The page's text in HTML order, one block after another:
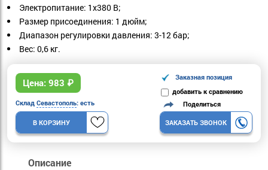
Электропитание: 1х380 В;
Размер присоединения: 1 дюйм;
Диапазон регулировки давления: 3-12 бар;
Вес: 0,6 кг.
Цена: 983 ₽
Заказная позиция
добавить к сравнению
Склад Севастополь: есть
В КОРЗИНУ
Поделиться
ЗАКАЗАТЬ ЗВОНОК
Описание